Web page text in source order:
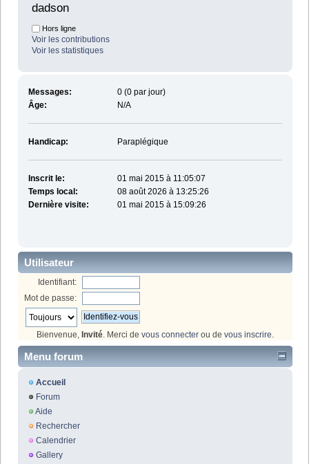
dadson
Hors ligne
Voir les contributions
Voir les statistiques
Messages:
0 (0 par jour)
Âge:
N/A
Handicap: Paraplégique
Inscrit le:
01 mai 2015 à 11:05:07
Temps local:
08 août 2026 à 13:25:26
Dernière visite:
01 mai 2015 à 15:09:26
Utilisateur
Identifiant:
Mot de passe:
Bienvenue, Invité . Merci de vous connecter ou de vous inscrire
Menu forum
Accueil
Forum
Aide
Rechercher
Calendrier
Gallery